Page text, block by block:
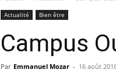
Actualité Bien être
Campus
Par Emmanuel Mozar - 16 août